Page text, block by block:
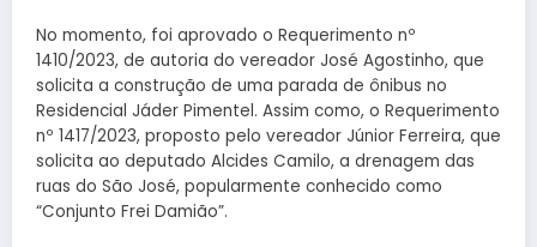
No momento, foi aprovado o Requerimento nº
1410/2023, de autoria do vereador José Agostinho, que
solicita a construção de uma parada de ônibus no
Residencial Jáder Pimentel. Assim como, o Requerimento
nº 1417/2023, proposto pelo vereador Júnior Ferreira, que
solicita ao deputado Alcides Camilo, a drenagem das
ruas do São José, popularmente conhecido como
“Conjunto Frei Damião”.